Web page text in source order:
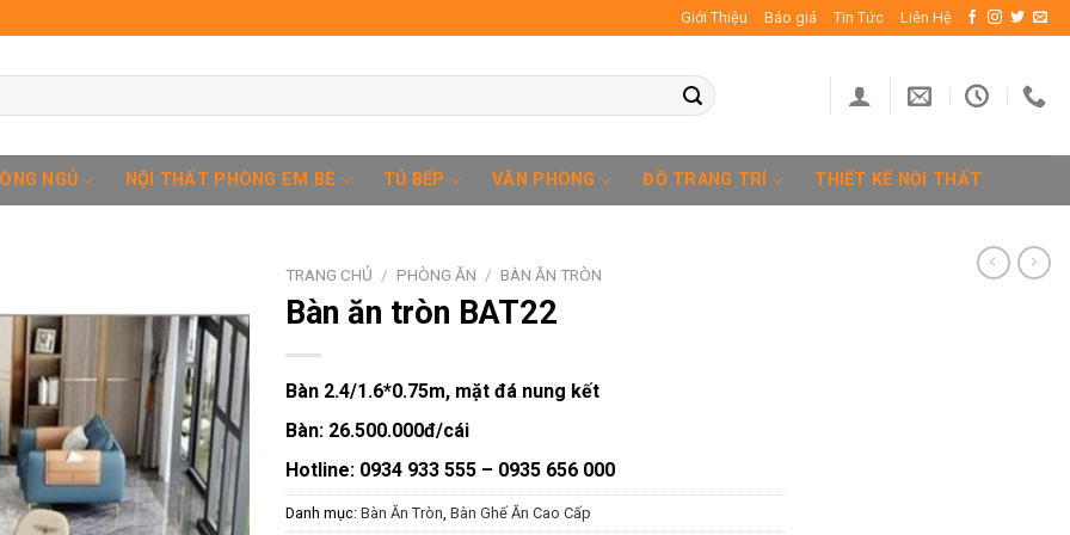
Giới Thiệu Báo giá Tin Tức Liên Hệ
NGỦ NỘI THẤT PHÒNG EM BÉ TỦ BẾP VĂN PHÒNG ĐỒ TRANG TRÍ THIẾT KẾ NỘI THẤT
Add to
wishlist
TRANG CHỦ / PHÒNG ĂN / BÀN ĂN TRÒN
Bàn ăn tròn BAT22
Bàn 2.4/1.6*0.75m, mặt đá nung kết
Bàn: 26.500.000đ/cái
Hotline: 0934 933 555 – 0935 656 000
Danh mục: Bàn Ăn Tròn Bàn Ghế Ăn Cao Cấp